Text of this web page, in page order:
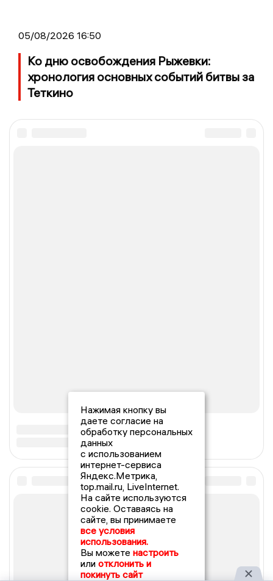
05/08/2026 16:50
Ко дню освобождения Рыжевки:
хронология основных событий битвы за
Теткино
Нажимая кнопку вы
даете согласие на
обработку персональных
данных
с использованием
интернет-сервиса
Яндекс.Метрика,
top.mail.ru, LiveInternet.
На сайте используются
cookie. Оставаясь на
сайте, вы принимаете
все условия
использования.
Вы можете настроить
или отклонить и
покинуть сайт